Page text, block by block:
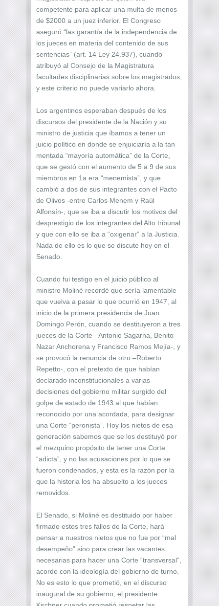
competente para aplicar una multa de menos
de $2000 a un juez inferior. El Congreso
aseguró “las garantía de la independencia de
los jueces en materia del contenido de sus
sentencias” (art. 14 Ley 24.937), cuando
atribuyó al Consejo de la Magistratura
facultades disciplinarias sobre los magistrados,
y este criterio no puede variarlo ahora.
Los argentinos esperaban después de los
discursos del presidente de la Nación y su
ministro de justicia que íbamos a tener un
juicio político en donde se enjuiciaría a la tan
mentada “mayoría automática” de la Corte,
que se gestó con el aumento de 5 a 9 de sus
miembros en 1a era “menemista”, y que
cambió a dos de sus integrantes con el Pacto
de Olivos -entre Carlos Menem y Raúl
Alfonsín-, que se iba a discutir los motivos del
desprestigio de los integrantes del Alto tribunal
y que con ello se iba a “oxigenar” a la Justicia.
Nada de ello es lo que se discute hoy en el
Senado.
Cuando fui testigo en el juicio público al
ministro Moliné recordé que sería lamentable
que vuelva a pasar lo que ocurrió en 1947, al
inicio de la primera presidencia de Juan
Domingo Perón, cuando se destituyeron a tres
jueces de la Corte –Antonio Sagarna, Benito
Nazar Anchorena y Francisco Ramos Mejía-, y
se provocó la renuncia de otro –Roberto
Repetto-, con el pretexto de que habían
declarado inconstitucionales a varias
decisiones del gobierno militar surgido del
golpe de estado de 1943 al que habían
reconocido por una acordada, para designar
una Corte “peronista”. Hoy los nietos de esa
generación sabemos que se los destituyó por
el mezquino propósito de tener una Corte
“adicta”, y no las acusaciones por lo que se
fueron condenados, y esta es la razón por la
que la historia los ha absuelto a los jueces
removidos.
El Senado, si Moliné es destituido por haber
firmado estos tres fallos de la Corte, hará
pensar a nuestros nietos que no fue por “mal
desempeño” sino para crear las vacantes
necesarias para hacer una Corte “transversal”,
acorde con la ideología del gobierno de turno.
No es esto lo que prometió, en el discurso
inaugural de su gobierno, el presidente